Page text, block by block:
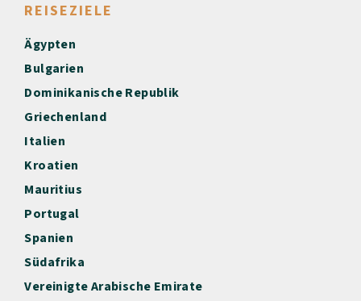
REISEZIELE
Ägypten
Bulgarien
Dominikanische Republik
Griechenland
Italien
Kroatien
Mauritius
Portugal
Spanien
Südafrika
Vereinigte Arabische Emirate